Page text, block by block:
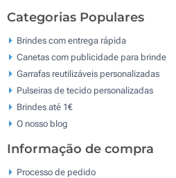
Categorias Populares
Brindes com entrega rápida
Canetas com publicidade para brinde
Garrafas reutilizáveis personalizadas
Pulseiras de tecido personalizadas
Brindes até 1€
O nosso blog
Informação de compra
Processo de pedido